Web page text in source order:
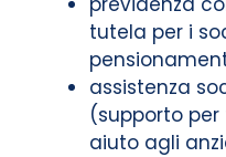
tutela per i
assistenza
(supporto
aiuto agli